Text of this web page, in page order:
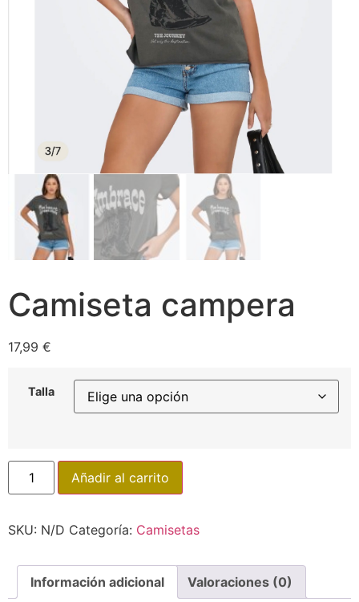
Camiseta campera
17,99 €
Talla
Añadir al carrito
SKU: N/D Categoría: Camisetas
Información adicional Valoraciones (0)